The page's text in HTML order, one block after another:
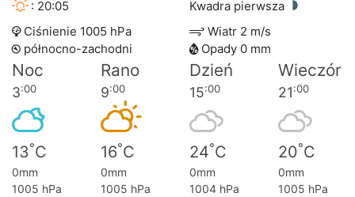
: 20:05
Kwadra pierwsza
Ciśnienie 1005 hPa
Wiatr 2 m/s
północno-zachodni
Opady 0 mm
Noc Rano Dzień Wieczór
3:00 9:00 15:00 21:00
13°C 16°C 24°C 20°C
0mm 0mm 0mm
0mm
1005 hPa
1005 hPa 1004 hPa
1005 hPa